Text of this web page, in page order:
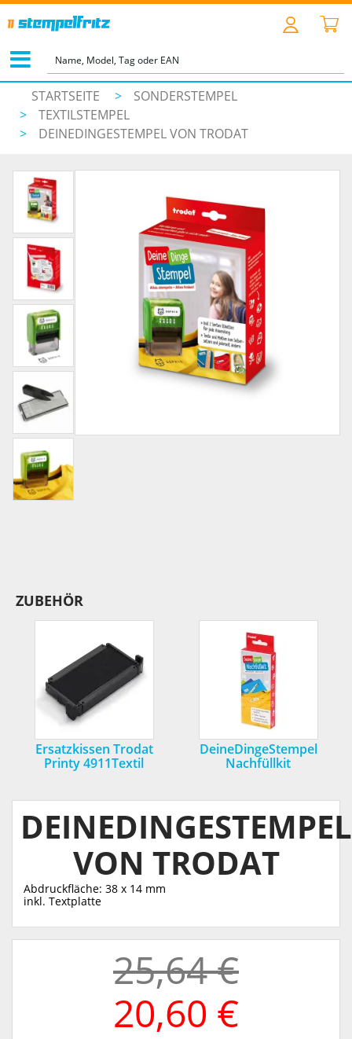
STARTSEITE >
SONDERSTEMPEL
>
TEXTILSTEMPEL
>
DEINEDINGESTEMPEL VON TRODAT
ZUBEHÖR
Ersatzkissen Trodat
Printy 4911Textil
DeineDingeStempel
Nachfüllkit
DEINEDINGESTEMPEL
VON TRODAT
Abdruckfläche: 38 x 14 mm
inkl. Textplatte
25,64 €
20,60 €